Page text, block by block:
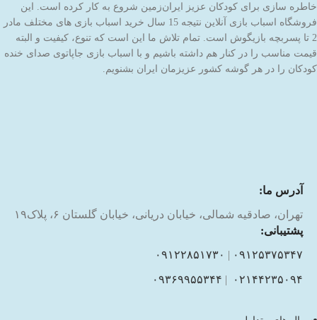
خاطره سازی برای کودکان عزیز ایران‌زمین شروع به کار کرده است. این
فروشگاه اسباب بازی آنلاین نتیجه 15 سال خرید اسباب بازی های مختلف مادر
2 تا پسربچه بازیگوش است. تمام تلاش ما این است که تنوع، کیفیت و البته
قیمت مناسب را در کنار هم داشته باشیم و با اسباب بازی جاپاتوی صدای خنده
کودکان را در هر گوشه کشور عزیزمان ایران بشنویم.
آدرس ما:
تهران، صادقیه شمالی، خیابان دریانی، خیابان گلستان ۶، پلاک۱۹
پشتیبانی:
۰۹۱۲۵۳۷۵۳۴۷ | ۰۹۱۲۲۸۵۱۷۳۰
۰۲۱۴۴۲۳۵۰۹۴ | ۰۹۳۶۹۹۵۵۳۴۴